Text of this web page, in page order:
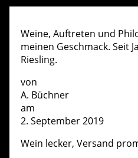
Weine, Auftreten und
meinen Geschmack. Seit
Riesling.
von
A. Büchner
am
2. September 2019
Wein lecker, Versand